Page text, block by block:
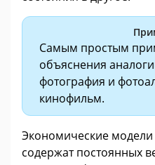
Самым простым
объяснения
фотография и
кинофильм.
Экономические модели
содержат постоянных